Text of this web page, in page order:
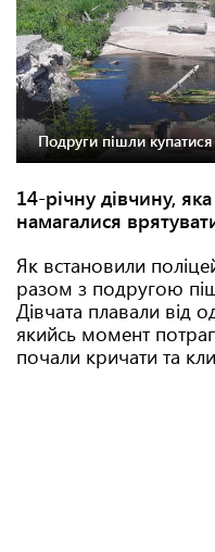
Подруги пішли
14-річну дівчину,
намагалися
Як встановили
разом з подругою
Дівчата плавали від
якийсь момент
почали кричати та